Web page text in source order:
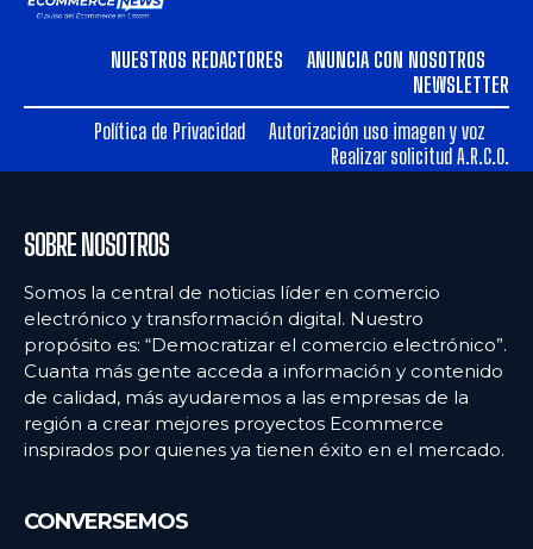
NUESTROS REDACTORES
ANUNCIA CON NOSOTROS
NEWSLETTER
Política de Privacidad
Autorización uso imagen y voz
Realizar solicitud A.R.C.O.
SOBRE NOSOTROS
Somos la central de noticias líder en comercio
electrónico y transformación digital. Nuestro
propósito es: “Democratizar el comercio electrónico”.
Cuanta más gente acceda a información y contenido
de calidad, más ayudaremos a las empresas de la
región a crear mejores proyectos Ecommerce
inspirados por quienes ya tienen éxito en el mercado.
CONVERSEMOS